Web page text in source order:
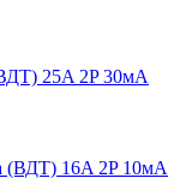
25A 2P 30мА